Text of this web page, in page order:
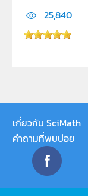
25,840
เกี่ยวกับ SciMath
คำถามที่พบบ่อย